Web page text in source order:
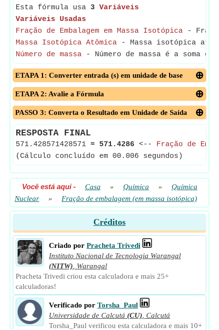
Esta fórmula usa 3 Variáveis
Variáveis Usadas
Fração de Embalagem em Massa Isotópica -
Massa Isotópica Atômica - Massa isotópica
Número de massa - Número de massa é a soma
ETAPA 1: Converter entrada (s) em unidade de base
ETAPA 2: Avalie a Fórmula
PASSO 3: Converta o Resultado em Unidade de Saída
RESPOSTA FINAL
571.428571428571 ≈ 571.4286 <-- Fração de
(Cálculo concluído em 00.006 segundos)
Você está aqui- Casa » Química »
Química
Nuclear
» Fração de embalagem (em massa isotópica)
Créditos
Criado por Pracheta Trivedi
Instituto Nacional de Tecnologia Warangal
(NITW)
Warangal
Pracheta Trivedi criou esta calculadora e mais 25+
calculadoras!
Verificado por Torsha_Paul
Universidade de Calcutá (CU) Calcutá
Torsha_Paul verificou esta calculadora e mais 10+